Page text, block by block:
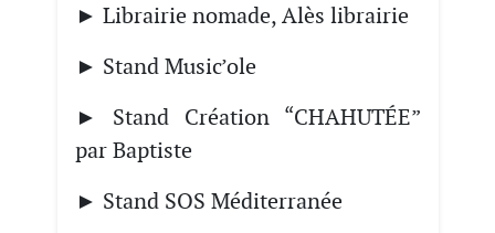
► Librairie nomade, Alès librairie
► Stand Music’ole
► Stand Création “CHAHUTÉE”
par Baptiste
► Stand SOS Méditerranée